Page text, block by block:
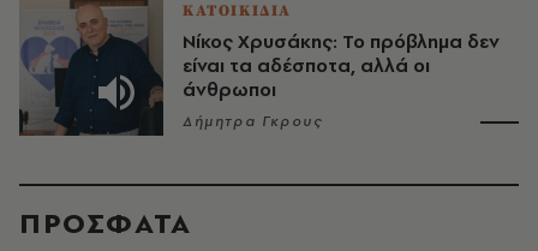
ΚΑΤΟΙΚΙΔΙΑ
Νίκος Χρυσάκης: Το πρόβλημα δεν
είναι τα αδέσποτα, αλλά οι
άνθρωποι
Δήμητρα Γκρους
ΠΡΟΣΦΑΤΑ